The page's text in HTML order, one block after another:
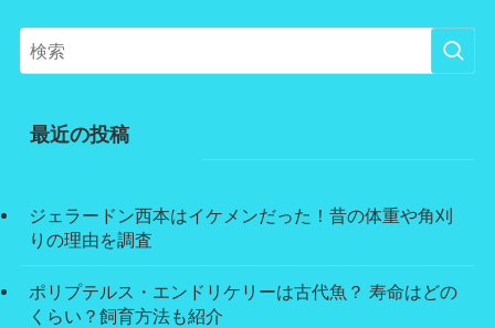
最近の投稿
ジェラードン西本はイケメンだった！昔の体重や角刈
りの理由を調査
ポリプテルス・エンドリケリーは古代魚？ 寿命はどの
くらい？飼育方法も紹介